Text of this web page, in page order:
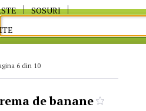
SOSURI
6 din 10
de banane